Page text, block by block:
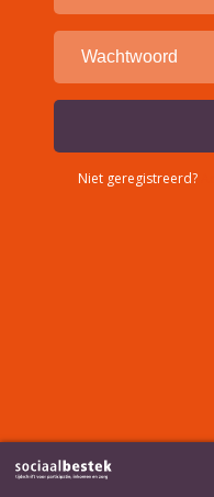
Terug naar overzicht
Niet geregistreerd?